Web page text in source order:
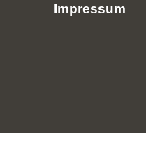
Impressum